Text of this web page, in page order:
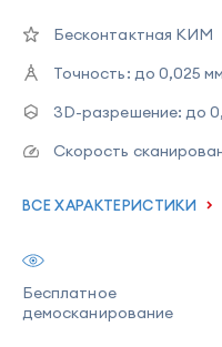
Бесконтактная КИМ
Точность: до 0,025 мм
3D-разрешение: до
Скорость
ВСЕ ХАРАКТЕРИСТИКИ
Бесплатное
демосканирование